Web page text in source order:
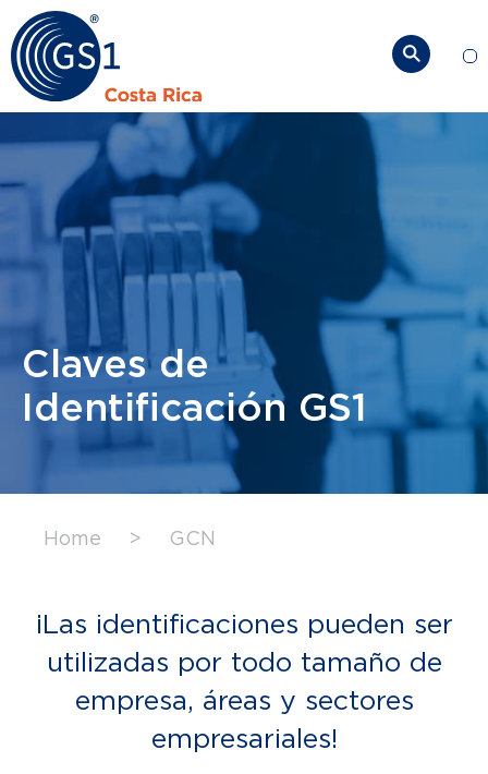
Claves de
Identificación GS1
Home > GCN
¡Las identificaciones pueden ser
utilizadas por todo tamaño de
empresa, áreas y sectores
empresariales!